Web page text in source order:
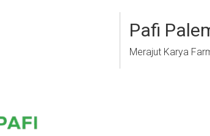
Pafi
Merajut Karya